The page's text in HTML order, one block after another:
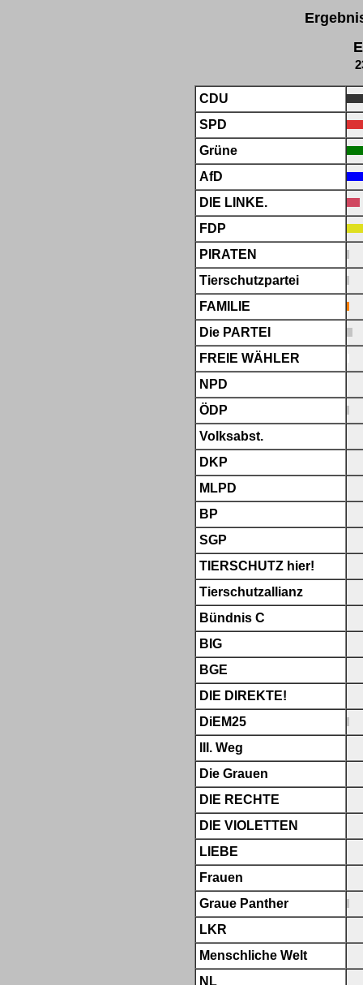
CDU
SPD
Grüne
AfD
DIE LINKE.
FDP
PIRATEN
Tierschutzpartei
FAMILIE
Die PARTEI
FREIE WÄHLER
NPD
ÖDP
Volksabst.
DKP
MLPD
BP
SGP
TIERSCHUTZ hier!
Tierschutzallianz
Bündnis C
BIG
BGE
DIE DIREKTE!
DiEM25
III. Weg
Die Grauen
DIE RECHTE
DIE VIOLETTEN
LIEBE
Frauen
Graue Panther
LKR
Menschliche Welt
NL